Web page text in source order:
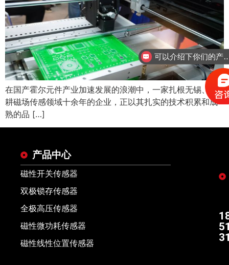
在国产霍尔元件产业加速发展的浪潮中，一家扎根无锡、深
耕磁场传感领域十余年的企业，正以其扎实的技术积累和成
熟的品 […]
产品中心
磁性开关传感器
双极锁存传感器
全极高压传感器
磁性微功耗传感器
磁性线性位置传感器
可以介绍下你